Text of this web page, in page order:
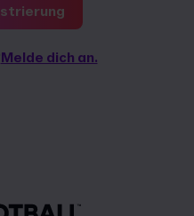
Melde dich an.